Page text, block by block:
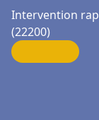
Intervention
(22200)